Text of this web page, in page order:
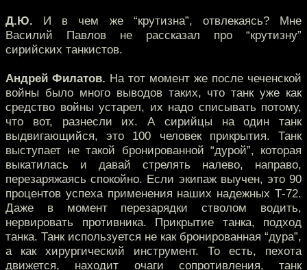
Д.Ю. И в чем же “крутизна”, отвлекаясь? Мне
Василий Павлов не рассказал про “крутизну”
сирийских танкистов.
Андрей Филатов. На тот момент же после чеченской
войны было много выводов таких, что танк уже как
средство войны устарел, их надо списывать потому,
что вот, разнесли их. А сирийцы на один танк
выдвигающийся, это 100 человек прикрытия. Танк
выступает не такой бронированной “дурой”, которая
выкатилась и давай стрелять налево, направо,
перезаряжаясь спокойно. Если экипаж выучен, это 90
процентов успеха применения наших надежных Т-72.
Даже в момент перезарядки стволом водить,
нервировать противника. Прикрытие танка, подход
танка. Танк используется не как бронированная “дура”,
а как хирургический инструмент. То есть, пехота
движется, находит очаги сопротивления, танк